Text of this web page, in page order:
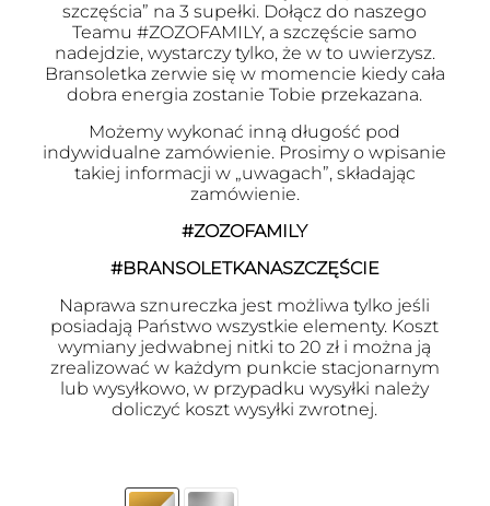
szczęścia” na 3 supełki. Dołącz do naszego
Teamu #ZOZOFAMILY, a szczęście samo
nadejdzie, wystarczy tylko, że w to uwierzysz.
Bransoletka zerwie się w momencie kiedy cała
dobra energia zostanie Tobie przekazana.
Możemy wykonać inną długość pod
indywidualne zamówienie. Prosimy o wpisanie
takiej informacji w „uwagach”, składając
zamówienie.
#ZOZOFAMILY
#BRANSOLETKANASZCZĘŚCIE
Naprawa sznureczka jest możliwa tylko jeśli
posiadają Państwo wszystkie elementy. Koszt
wymiany jedwabnej nitki to 20 zł i można ją
zrealizować w każdym punkcie stacjonarnym
lub wysyłkowo, w przypadku wysyłki należy
doliczyć koszt wysyłki zwrotnej.